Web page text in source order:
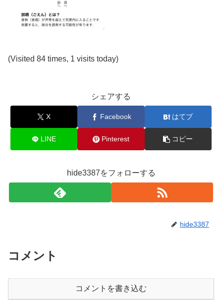
(Visited 84 times, 1 visits today)
シェアする
X Facebook はてブ
LINE Pinterest コピー
hide3387をフォローする
hide3387
コメント
コメントを書き込む